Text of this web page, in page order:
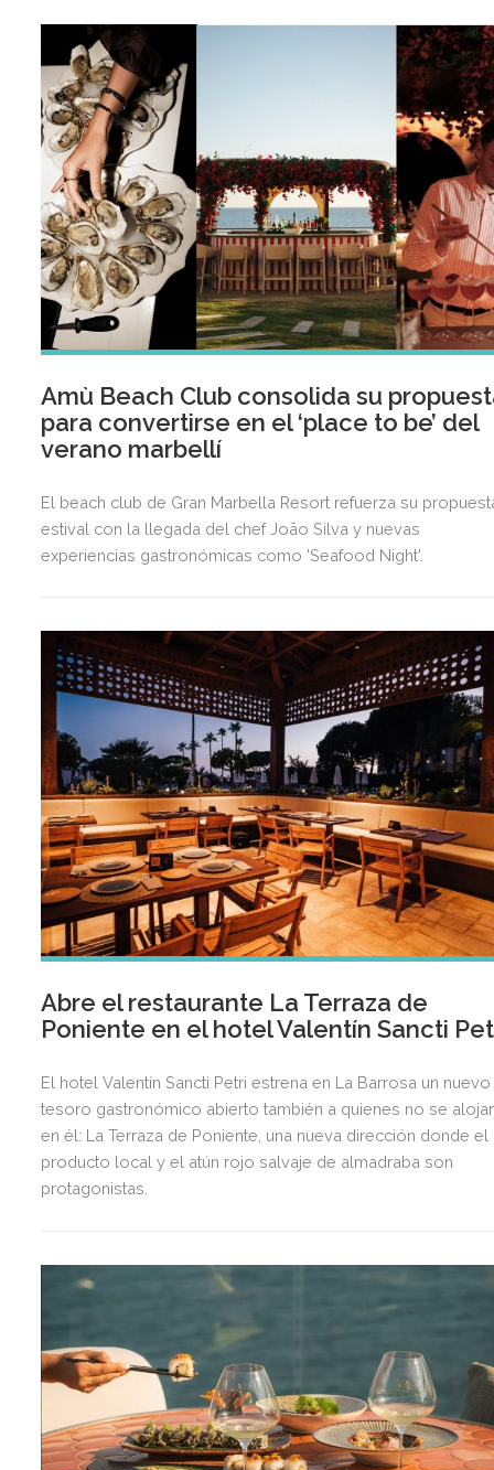
Amù Beach Club consolida su
para convertirse en el ‘place to be’ del
verano marbellí
El beach club de Gran Marbella Resort refuerza su
estival con la llegada del chef João Silva y nuevas
experiencias gastronómicas como 'Seafood Night'.
Abre el restaurante La Terraza de
Poniente en el hotel Valentín Sancti
El hotel Valentín Sancti Petri estrena en La Barrosa un nuevo
tesoro gastronómico abierto también a quienes no se
en él: La Terraza de Poniente, una nueva dirección donde el
producto local y el atún rojo salvaje de almadraba son
protagonistas.